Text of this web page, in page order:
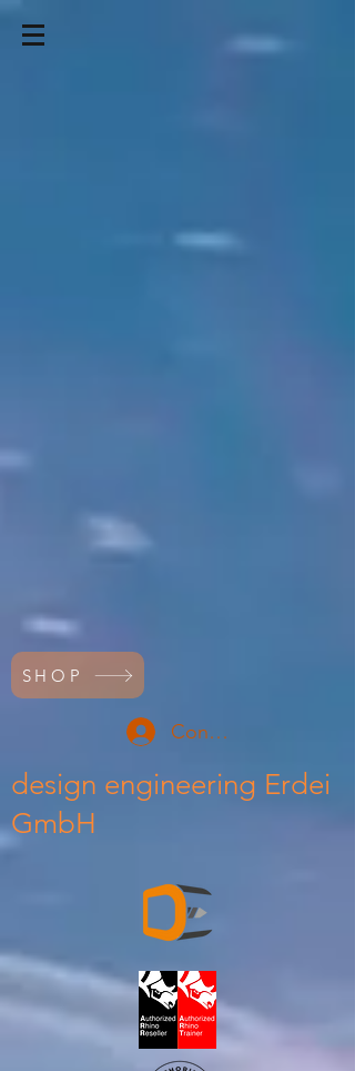
SHOP
Conectează-te
design engineering Erdei
GmbH